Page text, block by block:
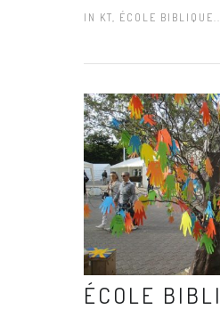
IN KT, ÉCOLE BIBLIQUE...
ÉCOLE